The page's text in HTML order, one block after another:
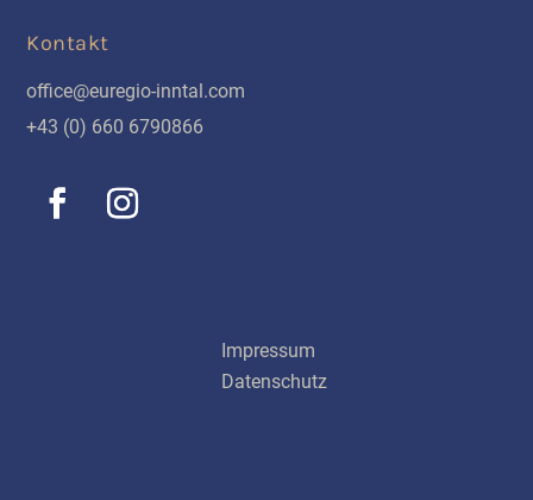
Kontakt
office@euregio-inntal.com
+43 (0) 660 6790866
Impressum
Datenschutz